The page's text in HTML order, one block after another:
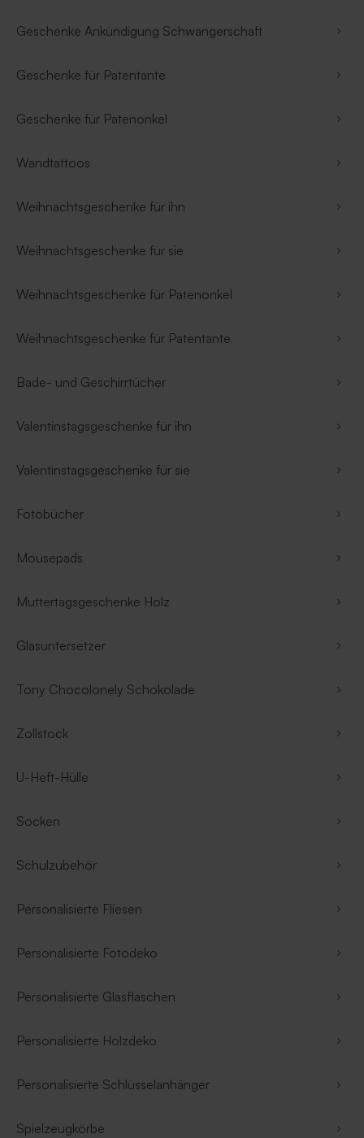
Geschenke Ankündigung Schwangerschaft
Geschenke für Patentante
Geschenke für Patenonkel
Wandtattoos
Weihnachtsgeschenke für ihn
Weihnachtsgeschenke für sie
Weihnachtsgeschenke für Patenonkel
Weihnachtsgeschenke für Patentante
Bade- und Geschirrtücher
Valentinstagsgeschenke für ihn
Valentinstagsgeschenke für sie
Fotobücher
Mousepads
Muttertagsgeschenke Holz
Glasuntersetzer
Tony Chocolonely Schokolade
Zollstock
U-Heft-Hülle
Socken
Schulzubehör
Personalisierte Fliesen
Personalisierte Fotodeko
Personalisierte Glasflaschen
Personalisierte Holzdeko
Personalisierte Schlüsselanhänger
Spielzeugkörbe